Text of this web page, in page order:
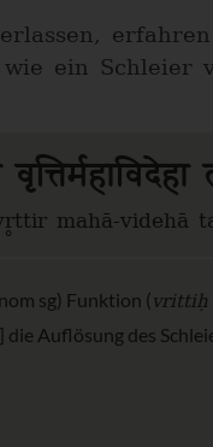
ein Schleier
mahā-videhā
sg) Funktion (vrittiḥ
die Auflösung des